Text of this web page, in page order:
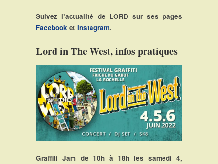
Suivez l’actualité de LORD sur ses pages
Facebook et Instagram.
Lord in The West, infos pratiques
Graffiti Jam de 10h à 18h les samedi 4,